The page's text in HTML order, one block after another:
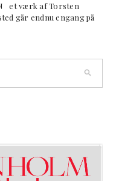
et værk af Torsten
går endnu engang på